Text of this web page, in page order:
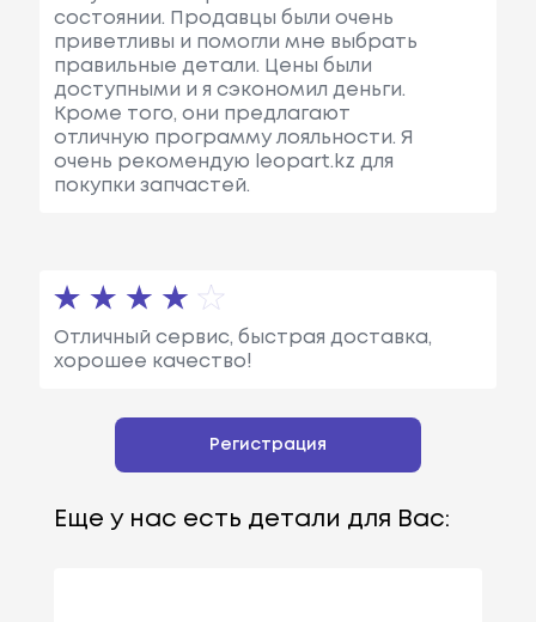
состоянии. Продавцы были очень
приветливы и помогли мне выбрать
правильные детали. Цены были
доступными и я сэкономил деньги.
Кроме того, они предлагают
отличную программу лояльности. Я
очень рекомендую leopart.kz для
покупки запчастей.
Отличный сервис, быстрая доставка,
хорошее качество!
Регистрация
Еще у нас есть детали для Вас: